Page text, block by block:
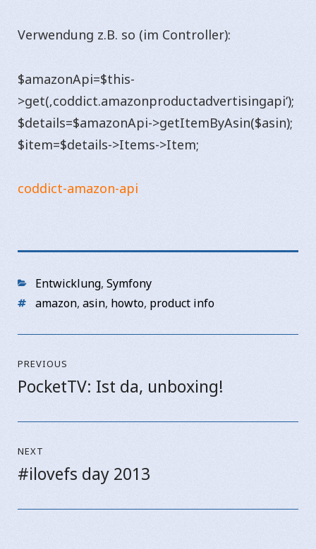
Verwendung z.B. so (im Controller):
$amazonApi=$this-
>get(‚coddict.amazonproductadvertisingapi‘);
$details=$amazonApi->getItemByAsin($asin);
$item=$details->Items->Item;
coddict-amazon-api
Categories
Entwicklung, Symfony
Tagsamazon, asin, howto, product info
PREVIOUS
Previous
PocketTV: Ist da, unboxing!
NEXT
Next
#ilovefs day 2013